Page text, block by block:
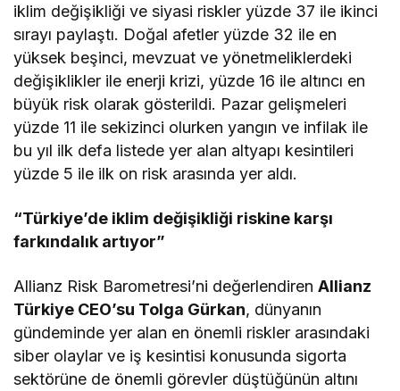
iklim değişikliği ve siyasi riskler yüzde 37 ile ikinci
sırayı paylaştı. Doğal afetler yüzde 32 ile en
yüksek beşinci, mevzuat ve yönetmeliklerdeki
değişiklikler ile enerji krizi, yüzde 16 ile altıncı en
büyük risk olarak gösterildi. Pazar gelişmeleri
yüzde 11 ile sekizinci olurken yangın ve infilak ile
bu yıl ilk defa listede yer alan altyapı kesintileri
yüzde 5 ile ilk on risk arasında yer aldı.
“Türkiye’de iklim değişikliği riskine karşı
farkındalık artıyor”
Allianz Risk Barometresi’ni değerlendirenAllianz
Türkiye CEO’su Tolga Gürkan, dünyanın
gündeminde yer alan en önemli riskler arasındaki
siber olaylar ve iş kesintisi konusunda sigorta
sektörüne de önemli görevler düştüğünün altını